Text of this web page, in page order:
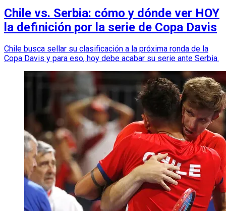
Chile vs. Serbia: cómo y dónde ver HOY
la definición por la serie de Copa Davis
Chile busca sellar su clasificación a la próxima ronda de la
Copa Davis y para eso, hoy debe acabar su serie ante Serbia.